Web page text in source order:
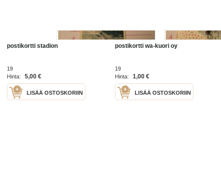
postikortti stadion
19
Hinta:
5,00 €
LISÄÄ OSTOSKORIIN
postikortti wa-kuori oy
19
Hinta:
1,00 €
LISÄÄ OSTOSKORIIN